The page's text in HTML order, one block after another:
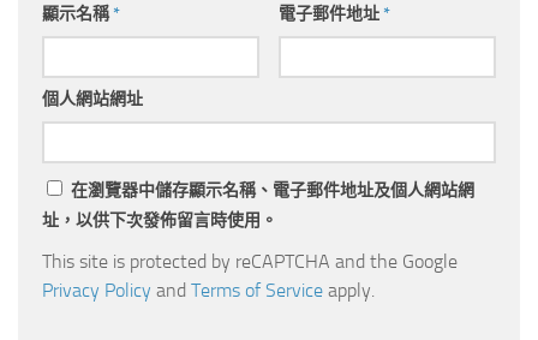
顯示名稱* 電子郵件地址*
個人網站網址
在瀏覽器中儲存顯示名稱、電子郵件地址及個人網站網
址，以供下次發佈留言時使用。
This site is protected by reCAPTCHA and the Google
Privacy Policy and Terms of Service apply.